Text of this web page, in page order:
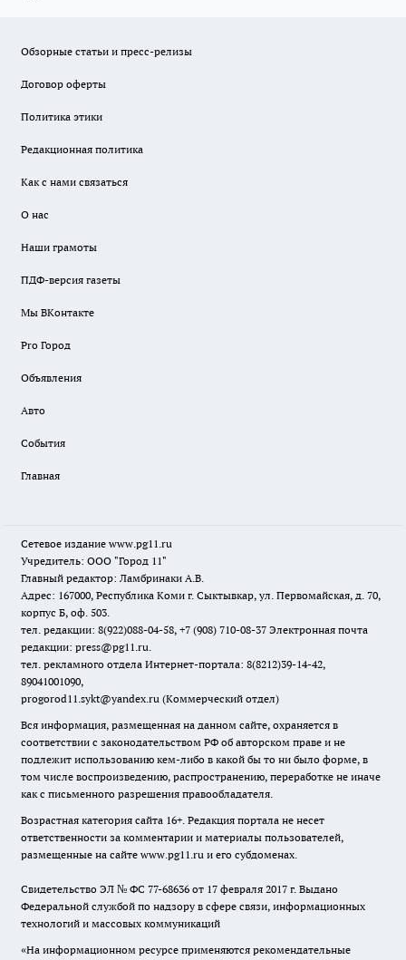
Обзорные статьи и пресс-релизы
Договор оферты
Политика этики
Редакционная политика
Как с нами связаться
О нас
Наши грамоты
ПДФ-версия газеты
Мы ВКонтакте
Pro Город
Объявления
Авто
События
Главная
Сетевое издание www.pg11.ru
Учредитель: ООО "Город 11"
Главный редактор: Ламбринаки А.В.
Адрес: 167000, Республика Коми г. Сыктывкар, ул. Первомайская, д. 70,
корпус Б, оф. 503.
тел. редакции: 8(922)088-04-58, +7 (908) 710-08-37 Электронная почта
редакции: press@pg11.ru.
тел. рекламного отдела Интернет-портала: 8(8212)39-14-42,
89041001090,
progorod11.sykt@yandex.ru (Коммерческий отдел)
Вся информация, размещенная на данном сайте, охраняется в
соответствии с законодательством РФ об авторском праве и не
подлежит использованию кем-либо в какой бы то ни было форме, в
том числе воспроизведению, распространению, переработке не иначе
как с письменного разрешения правообладателя.
Возрастная категория сайта 16+. Редакция портала не несет
ответственности за комментарии и материалы пользователей,
размещенные на сайте www.pg11.ru и его субдоменах.
Свидетельство ЭЛ № ФС 77-68636 от 17 февраля 2017 г. Выдано
Федеральной службой по надзору в сфере связи, информационных
технологий и массовых коммуникаций
«На информационном ресурсе применяются рекомендательные